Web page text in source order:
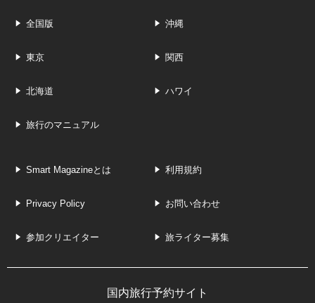
全国版 沖縄
東京 関西
北海道 ハワイ
旅行のマニュアル
Smart Magazineとは 利用規約
Privacy Policy お問い合わせ
参加クリエイター 旅ライター募集
国内旅行予約サイト